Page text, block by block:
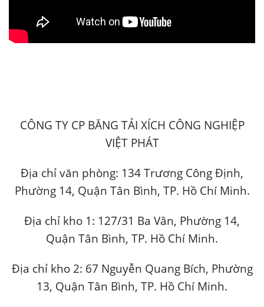
CÔNG TY CP BĂNG TẢI XÍCH CÔNG NGHIỆP
VIỆT PHÁT
Địa chỉ văn phòng: 134 Trương Công Định,
Phường 14, Quận Tân Bình, TP. Hồ Chí Minh.
Địa chỉ kho 1: 127/31 Ba Vân, Phường 14,
Quận Tân Bình, TP. Hồ Chí Minh.
Địa chỉ kho 2: 67 Nguyễn Quang Bích, Phường
13, Quận Tân Bình, TP. Hồ Chí Minh.